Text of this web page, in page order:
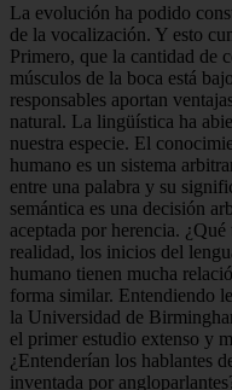
La evolución ha podido
de la vocalización. Y esto
Primero, que la cantidad de
músculos de la boca está
responsables aportan
natural. La lingüística ha
nuestra especie. El
humano es un sistema
entre una palabra y su
semántica es una decisión
aceptada por herencia.
realidad, los inicios del
humano tienen mucha
forma similar. Entendiendo
la Universidad de
el primer estudio extenso y
¿Entenderían los hablantes
inventada por